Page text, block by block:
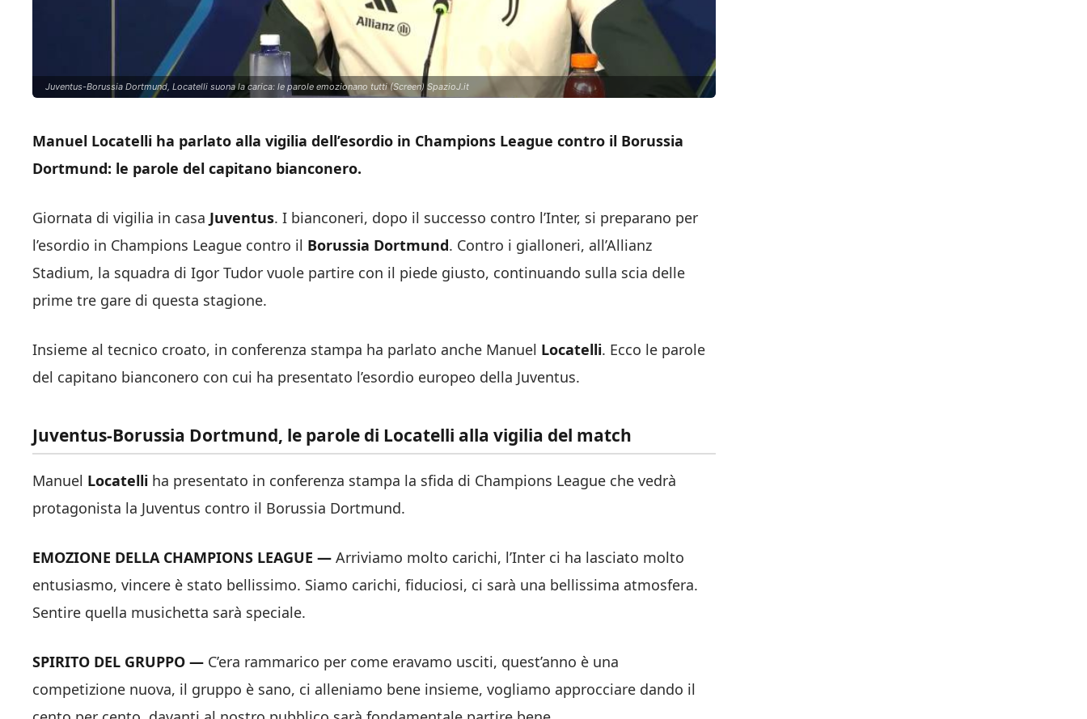
Juventus-Borussia Dortmund, Locatelli suona la carica: le parole emozionano tutti (Screen) SpazioJ.it
Manuel Locatelli ha parlato alla vigilia dell’esordio in Champions League contro il Borussia
Dortmund: le parole del capitano bianconero.
Giornata di vigilia in casa Juventus. I bianconeri, dopo il successo contro l’Inter, si preparano per
l’esordio in Champions League contro il Borussia Dortmund. Contro i gialloneri, all’Allianz
Stadium, la squadra di Igor Tudor vuole partire con il piede giusto, continuando sulla scia delle
prime tre gare di questa stagione.
Insieme al tecnico croato, in conferenza stampa ha parlato anche Manuel Locatelli. Ecco le parole
del capitano bianconero con cui ha presentato l’esordio europeo della Juventus.
Juventus-Borussia Dortmund, le parole di Locatelli alla vigilia del match
Manuel Locatelli ha presentato in conferenza stampa la sfida di Champions League che vedrà
protagonista la Juventus contro il Borussia Dortmund.
EMOZIONE DELLA CHAMPIONS LEAGUE — Arriviamo molto carichi, l’Inter ci ha lasciato molto
entusiasmo, vincere è stato bellissimo. Siamo carichi, fiduciosi, ci sarà una bellissima atmosfera.
Sentire quella musichetta sarà speciale.
SPIRITO DEL GRUPPO — C’era rammarico per come eravamo usciti, quest’anno è una
competizione nuova, il gruppo è sano, ci alleniamo bene insieme, vogliamo approcciare dando il